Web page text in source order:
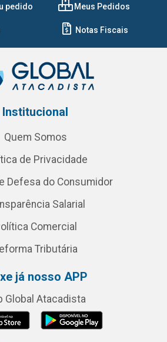
pedido Meus Pedidos
Notas Fiscais
Institucional
Quem Somos
de Privacidade
Defesa do Consumidor
Salarial
Comercial
Tributária
já nosso APP
Global Atacadista